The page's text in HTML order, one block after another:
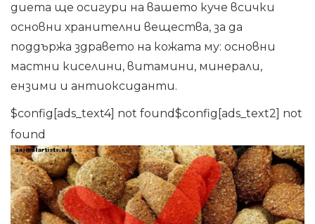
диета ще осигури на вашето куче всички
основни хранителни вещества, за да
поддържа здравето на кожата му: основни
мастни киселини, витамини, минерали,
ензими и антиоксиданти.
$config[ads_text4] not found$config[ads_text2] not
found